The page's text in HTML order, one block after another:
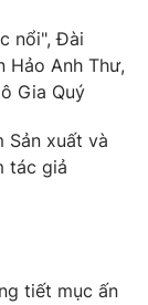
nổi", Đài
Hảo Anh Thư,
Gia Quý
Sản xuất và
tác giả
tiết mục ấn